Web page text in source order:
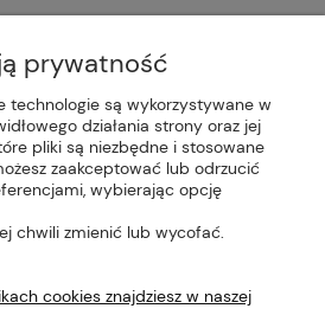
z o.o. | Zakręcie 2K, 22-300
| sklep@plus-market.pl
953 | NIP: 5170405164
prywatność
technologie są wykorzystywane w
działania strony oraz jej
pliki są niezbędne i stosowane
zaakceptować lub odrzucić
wybierając opcję
chwili zmienić lub wycofać.
cookies znajdziesz w naszej